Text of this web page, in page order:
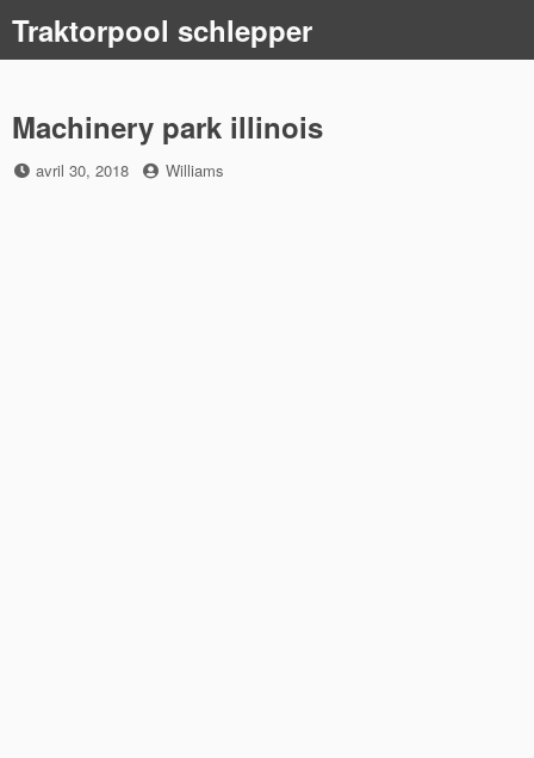
content
Traktorpool schlepper
Machinery park illinois
Posted
avril 30, 2018 by
Williams